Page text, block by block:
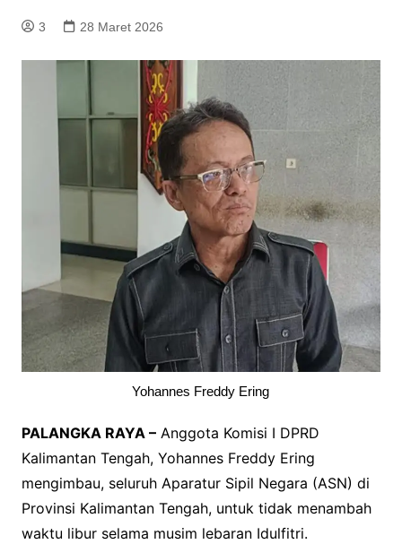
3 28 Maret 2026
Yohannes Freddy Ering
PALANGKA RAYA –Anggota Komisi I DPRD
Kalimantan Tengah, Yohannes Freddy Ering
mengimbau, seluruh Aparatur Sipil Negara (ASN) di
Provinsi Kalimantan Tengah, untuk tidak menambah
waktu libur selama musim lebaran Idulfitri.